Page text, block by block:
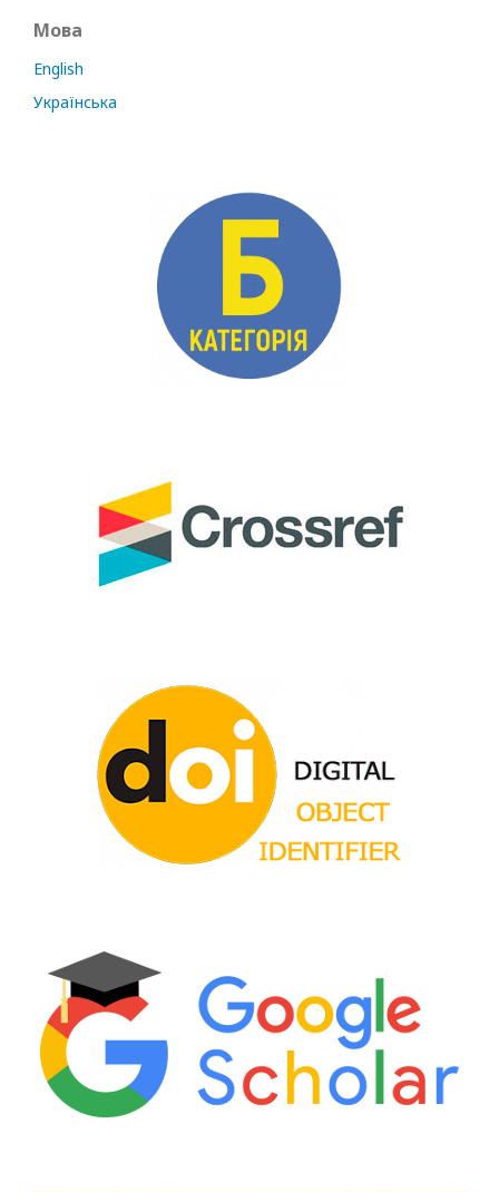
Мова
English
Українська